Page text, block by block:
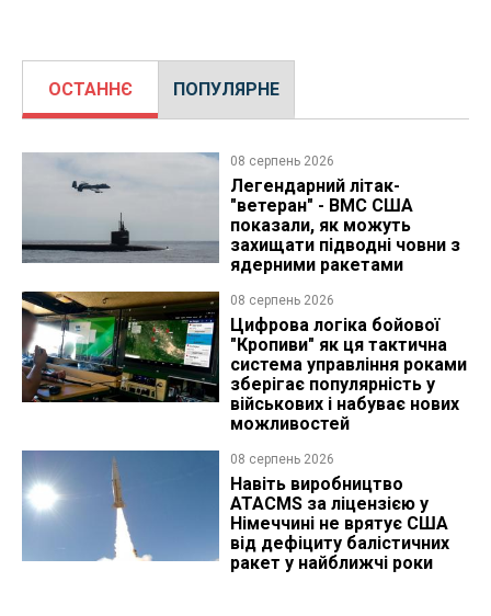
ОСТАННЄ ПОПУЛЯРНЕ
08 серпень 2026
Легендарний літак-
"ветеран" - ВМС США
показали, як можуть
захищати підводні човни з
ядерними ракетами
08 серпень 2026
Цифрова логіка бойової
"Кропиви" як ця тактична
система управління роками
зберігає популярність у
військових і набуває нових
можливостей
08 серпень 2026
Навіть виробництво
ATACMS за ліцензією у
Німеччині не врятує США
від дефіциту балістичних
ракет у найближчі роки